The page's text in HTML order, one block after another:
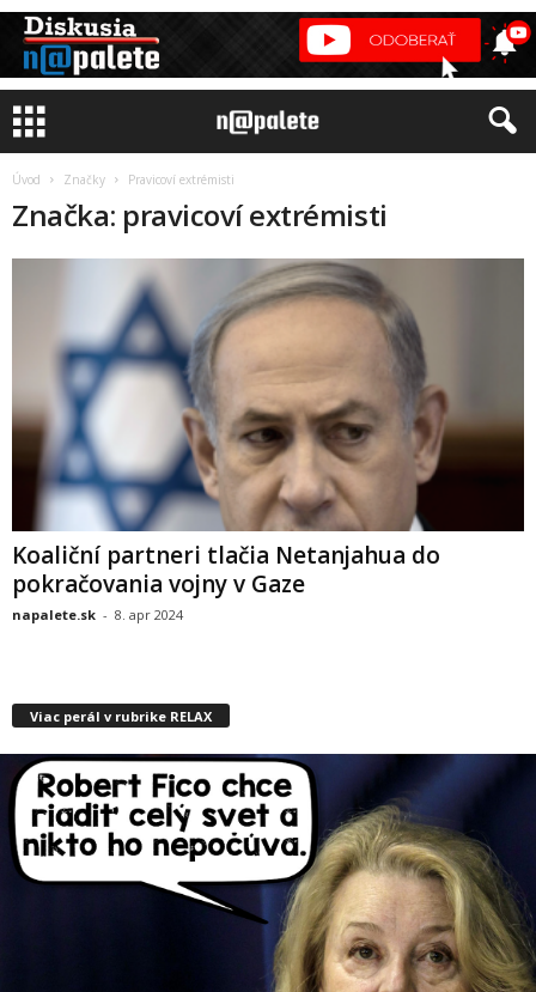
Úvod Značky Pravicoví extrémisti
Značka: pravicoví extrémisti
Koaliční partneri tlačia Netanjahua do
pokračovania vojny v Gaze
napalete.sk - 8. apr 2024
Viac perál v rubrike RELAX